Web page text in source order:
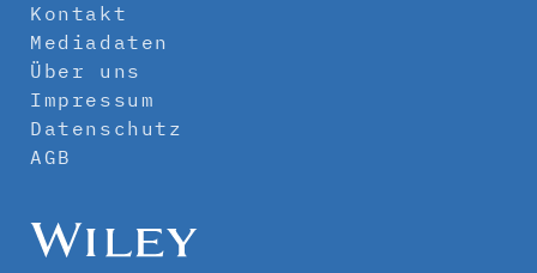
Kontakt
Mediadaten
Über uns
Impressum
Datenschutz
AGB